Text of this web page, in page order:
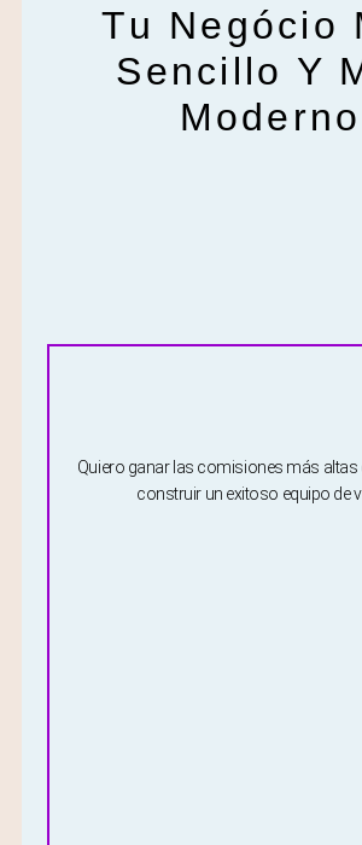
Tu Negócio
Sencillo Y
Moderno
Quiero ganar las comisiones más altas
construir un exitoso equipo de